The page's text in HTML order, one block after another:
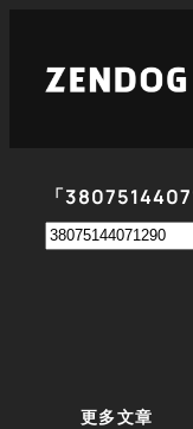
「
搜
更多文章